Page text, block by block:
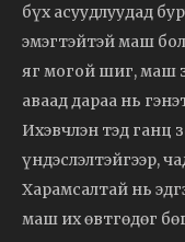
бүх асуудлуудад
эмэгтэйтэй маш
яг могой шиг, маш
аваад дараа нь
Ихэвчлэн тэд ганц
үндэслэлтэйгээр,
Харамсалтай нь
маш их өвтгөдөг